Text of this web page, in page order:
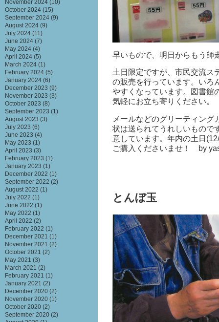
早いもので、明日からもう師
土日限定ですが、市民交流ス
の販売を行っています。いろ
やすくなっています。図書館
気軽にお立ち寄りください。
メールなどのグリーティング
状は送られてうれしいもので
意しています。年内の土日
ご購入くださいませ！ by
とんぼ玉
November 2024 (10)
October 2024 (15)
September 2024 (9)
August 2024 (9)
July 2024 (11)
June 2024 (7)
May 2024 (4)
April 2024 (5)
March 2024 (1)
February 2024 (5)
January 2024 (6)
December 2023 (9)
November 2023 (3)
October 2023 (8)
September 2023 (1)
August 2023 (3)
July 2023 (6)
June 2023 (4)
May 2023 (1)
April 2023 (3)
February 2023 (1)
January 2023 (1)
December 2022 (1)
September 2022 (2)
August 2022 (1)
July 2022 (1)
June 2022 (1)
May 2022 (1)
April 2022 (2)
February 2022 (1)
December 2021 (1)
November 2021 (2)
October 2021 (2)
May 2021 (3)
March 2021 (2)
February 2021 (1)
January 2021 (2)
December 2020 (2)
November 2020 (1)
October 2020 (2)
September 2020 (2)